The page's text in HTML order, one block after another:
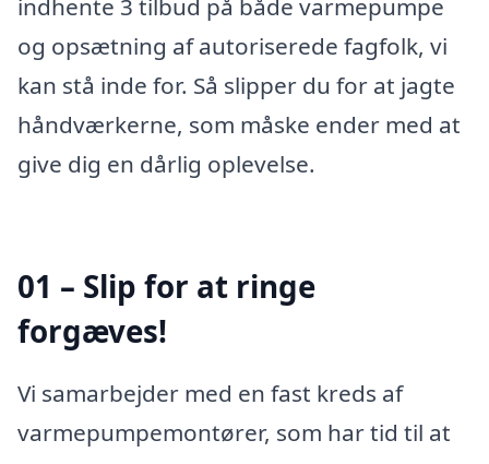
indhente 3 tilbud på både varmepumpe
og opsætning af autoriserede fagfolk, vi
kan stå inde for. Så slipper du for at jagte
håndværkerne, som måske ender med at
give dig en dårlig oplevelse.
01 – Slip for at ringe
forgæves!
Vi samarbejder med en fast kreds af
varmepumpemontører, som har tid til at